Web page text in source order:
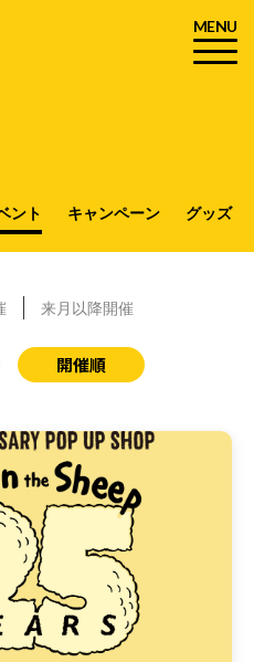
MENU
ント キャンペーン グッズ
来月以降開催
開催順